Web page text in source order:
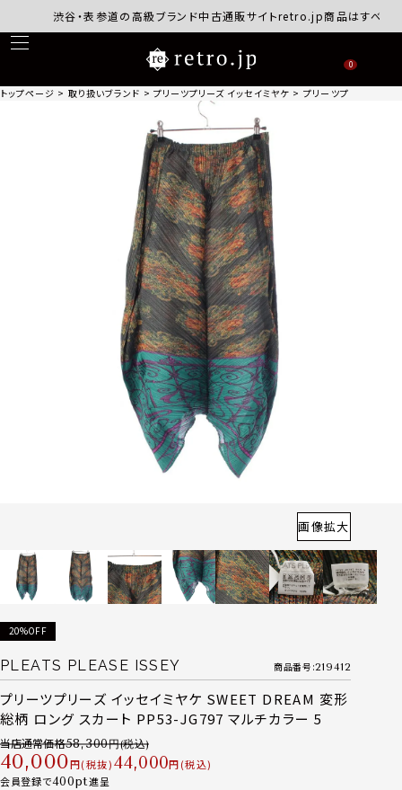
渋谷・表参道の高級ブランド中古通販サイトretro.jp商品はすべて正規
0
トップページ 取り扱いブランド プリーツプリーズ イッセイミヤケ プリーツプリーズ イ
画像拡大
20%OFF
PLEATS PLEASE ISSEY 商品番号 219412
プリーツプリーズ イッセイミヤケ SWEET DREAM 変形
総柄 ロング スカート PP53-JG797 マルチカラー 5
当店通常価格58,300
40,000 税抜 44,000
税込
会員登録で400 進呈